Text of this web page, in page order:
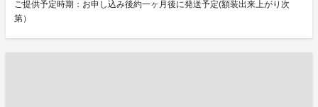
ご提供予定時期：お申し込み後約一ヶ月後に発送予定(額装出来上がり次
第）